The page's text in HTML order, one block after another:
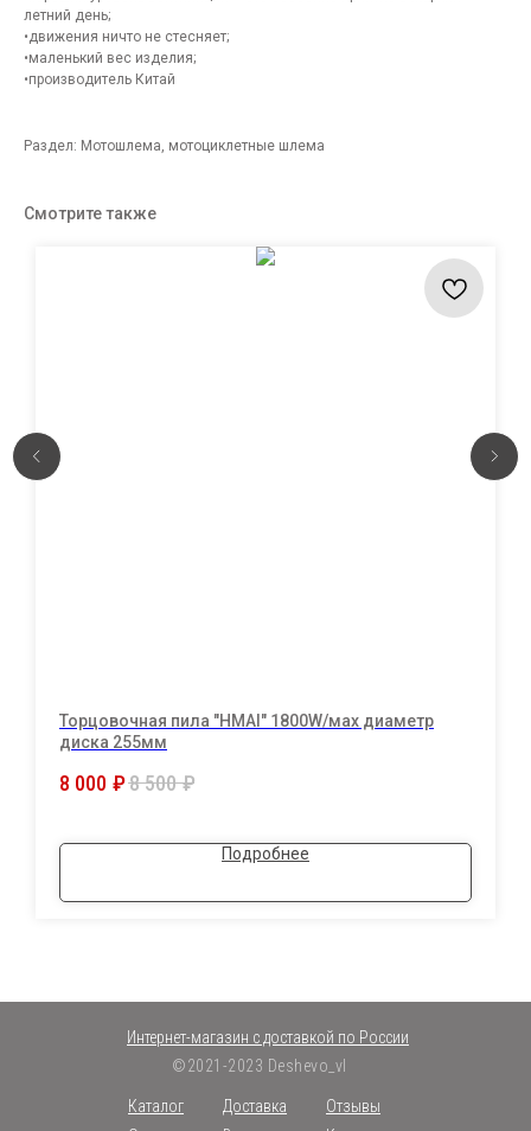
летний день;
•движения ничто не стесняет;
•маленький вес изделия;
•производитель Китай
Раздел: Мотошлема, мотоциклетные шлема
Смотрите также
Торцовочная пила "HMAI" 1800W/мах диаметр
диска 255мм
8 000 ₽8 500 ₽
Подробнее
©2021-2023 Deshevo_vl
Каталог
Интернет-магазин с доставкой по России
Отзывы
Доставка